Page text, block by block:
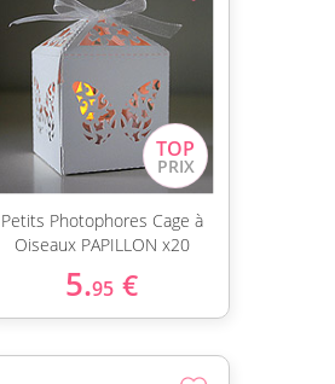
Petits Photophores Cage à
Oiseaux PAPILLON x20
5.95 €